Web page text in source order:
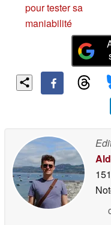
pour tester sa
maniabilité